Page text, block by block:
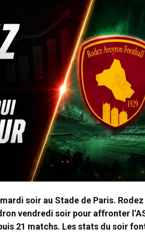
soir au Stade de Paris. Rodez
vendredi soir pour affronter
21 matchs. Les stats du soir